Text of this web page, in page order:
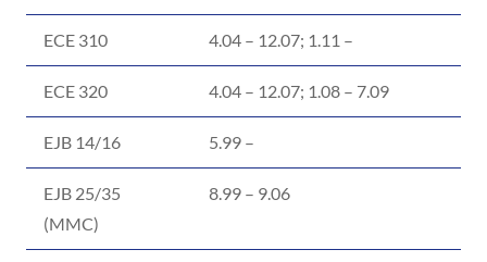
ECE 310 4.04 – 12.07; 1.11 –
ECE 320 4.04 – 12.07; 1.08 – 7.09
EJB 14/16 5.99 –
EJB 25/35
(MMC)
8.99 – 9.06